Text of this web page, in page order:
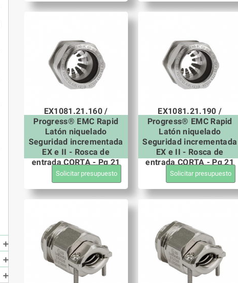



EX1081.21.160 /
Progress® EMC Rapid
Latón niquelado
Seguridad incrementada
EX e II - Rosca de
entrada CORTA - Pg 21
Solicitar presupuesto
EX1081.21.190 /
Progress® EMC Rapid
Latón niquelado
Seguridad incrementada
EX e II - Rosca de
entrada CORTA - Pg 21
Solicitar presupuesto